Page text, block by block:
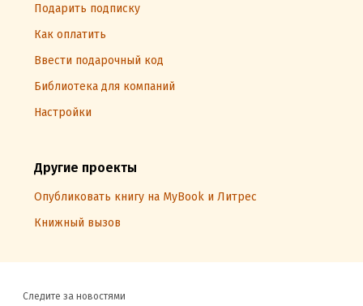
Подарить подписку
Как оплатить
Ввести подарочный код
Библиотека для компаний
Настройки
Другие проекты
Опубликовать книгу на MyBook и Литрес
Книжный вызов
Следите за новостями